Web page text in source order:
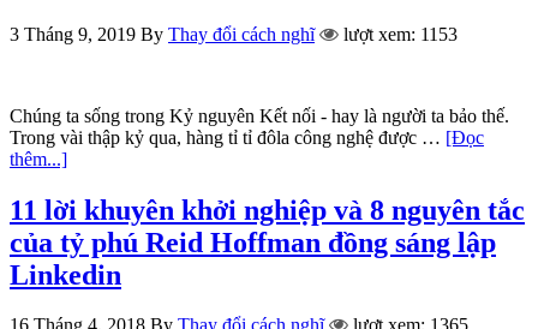
3 Tháng 9, 2019 By Thay đổi cách nghĩ lượt xem: 1153
Chúng ta sống trong Kỷ nguyên Kết nối - hay là người ta bảo thế.
Trong vài thập kỷ qua, hàng tỉ tỉ đôla công nghệ được … [Đọc
thêm...]
11 lời khuyên khởi nghiệp và 8 nguyên tắc
của tỷ phú Reid Hoffman đồng sáng lập
Linkedin